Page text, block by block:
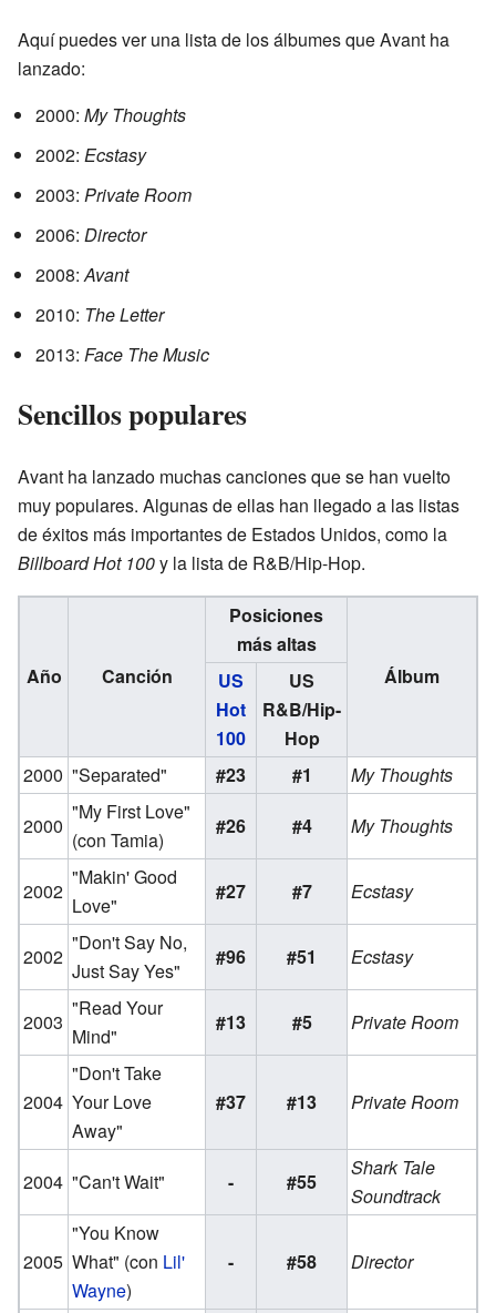
Aquí puedes ver una lista de los álbumes que Avant ha
lanzado:
2000: My Thoughts
2002: Ecstasy
2003: Private Room
2006: Director
2008:Avant
2010: The Letter
2013: Face The Music
Sencillos populares
Avant ha lanzado muchas canciones que se han vuelto
muy populares. Algunas de ellas han llegado a las listas
de éxitos más importantes de Estados Unidos, como la
Billboard Hot 100y la lista de R&B/Hip-Hop.
Año Canción
Posiciones
más altas
Álbum
US
Hot
100
US
R&B/Hip-
Hop
2000 "Separated" #23 #1
My Thoughts
2000
"My First Love"
(con Tamia)
#26 #4 My Thoughts
2002
"Makin' Good
Love"
#27 #7 Ecstasy
2002
"Don't Say No,
Just Say Yes"
#96 #51 Ecstasy
2003
"Read Your
Mind"
#13 #5 Private Room
2004
"Don't Take
Your Love
Away"
#37 #13 Private Room
2004 "Can't Wait" - #55
Shark Tale
Soundtrack
2005
"You Know
What" (con Lil'
Wayne)
- #58 Director